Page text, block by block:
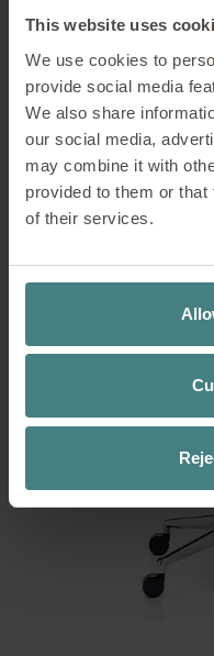
This website uses
We use cookies to
provide social media
We also share
our social media,
may combine it with
provided to them or
of their services.